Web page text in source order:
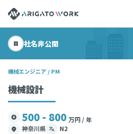
社名非公開
機械エンジニア / PM
機械設計
500 - 800 万円 / 年
神奈川県
N2